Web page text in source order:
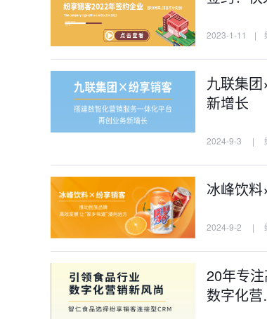
2023-1-11 |
九联集
新增长
2024-9-3 |
冰峰饮料
2024-9-2 |
20年专
数字化